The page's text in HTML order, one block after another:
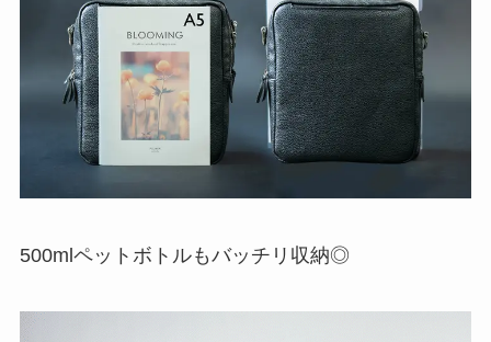
500mlペットボトルもバッチリ収納◎